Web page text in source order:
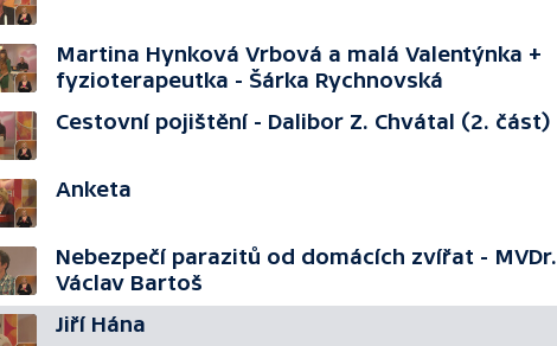
Martina Hynková Vrbová a malá Valentýnka +
fyzioterapeutka - Šárka Rychnovská
Cestovní pojištění - Dalibor Z. Chvátal (2. část)
Anketa
Nebezpečí parazitů od domácích zvířat - MVDr.
Václav Bartoš
Jiří Hána